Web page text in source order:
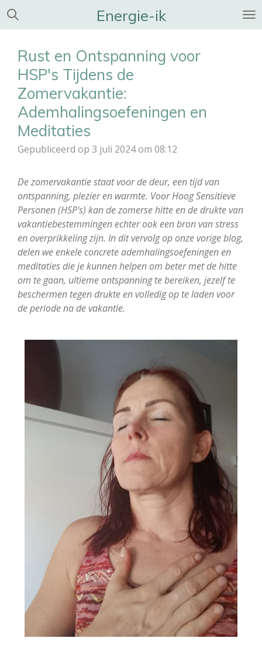
Ga
hoofdinhoud
Energie-ik
Rust en Ontspanning voor
HSP's Tijdens de
Zomervakantie:
Ademhalingsoefeningen en
Meditaties
Gepubliceerd op 3 juli 2024 om 08:12
De zomervakantie staat voor de deur, een tijd van
ontspanning, plezier en warmte. Voor Hoog Sensitieve
Personen (HSP's) kan de zomerse hitte en de drukte van
vakantiebestemmingen echter ook een bron van stress
en overprikkeling zijn. In dit vervolg op onze vorige blog,
delen we enkele concrete ademhalingsoefeningen en
meditaties die je kunnen helpen om beter met de hitte
om te gaan, ultieme ontspanning te bereiken, jezelf te
beschermen tegen drukte en volledig op te laden voor
de periode na de vakantie.